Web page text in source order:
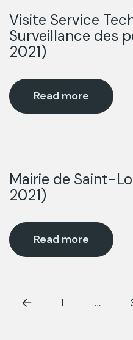
22
Août
Visite Service
Surveillance des
2021)
Read more
22
Août
Mairie de Saint-
2021)
Read more
1 …